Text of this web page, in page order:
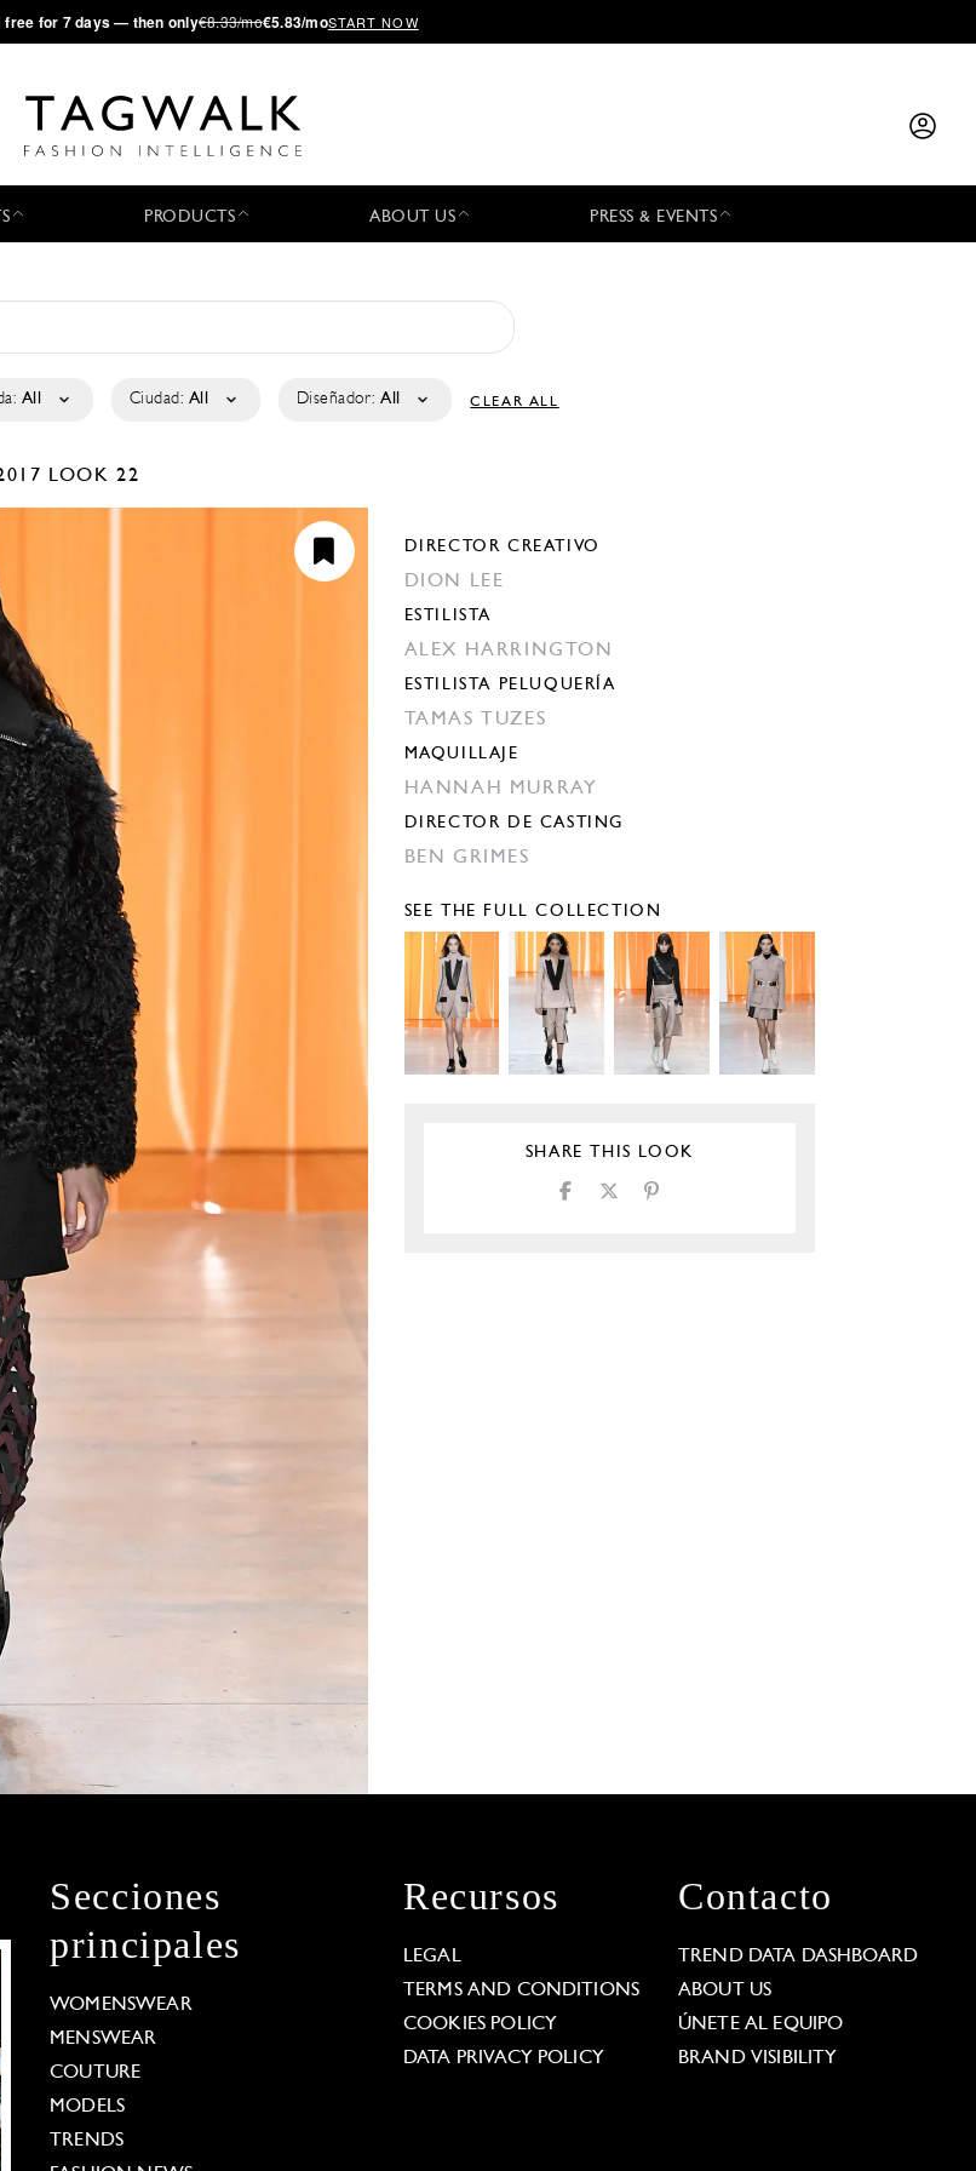
free for 7 days — then only€8.33/mo€5.83/moSTART NOW
PRODUCTS ABOUT US PRESS & EVENTS
All Ciudad: All Diseñador: All CLEAR ALL
LOOK 22
DIRECTOR CREATIVO
DION LEE
ESTILISTA
ALEX HARRINGTON
ESTILISTA PELUQUERÍA
TAMAS TUZES
MAQUILLAJE
HANNAH MURRAY
DIRECTOR DE CASTING
BEN GRIMES
SEE THE FULL COLLECTION
SHARE THIS LOOK
Secciones
principales
WOMENSWEAR
MENSWEAR
COUTURE
MODELS
TRENDS
Recursos
LEGAL
TERMS AND CONDITIONS
COOKIES POLICY
DATA PRIVACY POLICY
Contacto
TREND DATA DASHBOARD
ABOUT US
ÚNETE AL EQUIPO
BRAND VISIBILITY